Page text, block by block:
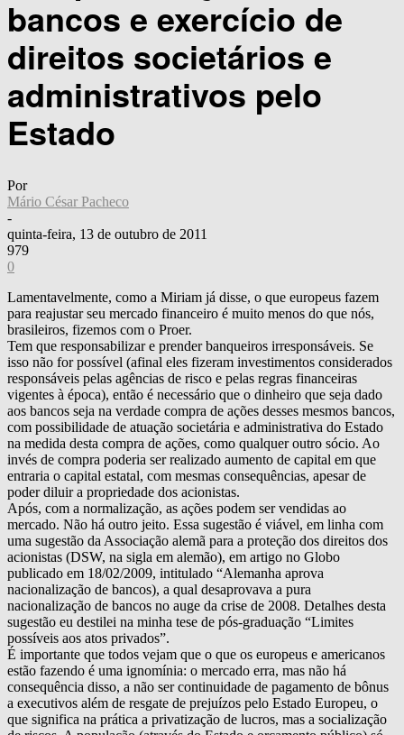
bancos e exercício de
direitos societários e
administrativos pelo
Estado
Por
Mário César Pacheco
-
quinta-feira, 13 de outubro de 2011
979
0
Lamentavelmente, como a Miriam já disse, o que europeus fazem
para reajustar seu mercado financeiro é muito menos do que nós,
brasileiros, fizemos com o Proer.
Tem que responsabilizar e prender banqueiros irresponsáveis. Se
isso não for possível (afinal eles fizeram investimentos considerados
responsáveis pelas agências de risco e pelas regras financeiras
vigentes à época), então é necessário que o dinheiro que seja dado
aos bancos seja na verdade compra de ações desses mesmos bancos,
com possibilidade de atuação societária e administrativa do Estado
na medida desta compra de ações, como qualquer outro sócio. Ao
invés de compra poderia ser realizado aumento de capital em que
entraria o capital estatal, com mesmas consequências, apesar de
poder diluir a propriedade dos acionistas.
Após, com a normalização, as ações podem ser vendidas ao
mercado. Não há outro jeito. Essa sugestão é viável, em linha com
uma sugestão da Associação alemã para a proteção dos direitos dos
acionistas (DSW, na sigla em alemão), em artigo no Globo
publicado em 18/02/2009, intitulado “Alemanha aprova
nacionalização de bancos), a qual desaprovava a pura
nacionalização de bancos no auge da crise de 2008. Detalhes desta
sugestão eu destilei na minha tese de pós-graduação “Limites
possíveis aos atos privados”.
É importante que todos vejam que o que os europeus e americanos
estão fazendo é uma ignomínia: o mercado erra, mas não há
consequência disso, a não ser continuidade de pagamento de bônus
a executivos além de resgate de prejuízos pelo Estado Europeu, o
que significa na prática a privatização de lucros, mas a socialização